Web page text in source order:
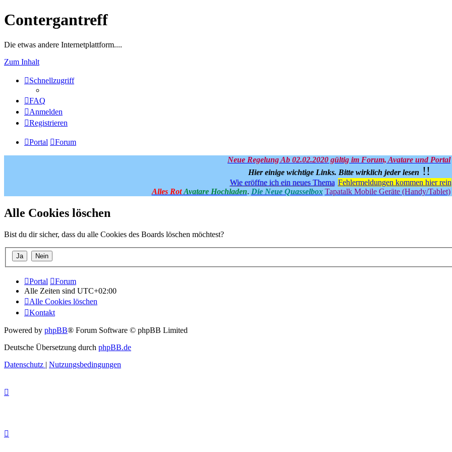
Contergantreff
Die etwas andere Internetplattform....
Zum Inhalt
Schnellzugriff
FAQ
Anmelden
Registrieren
Portal Forum
Neue Regelung Ab 02.02.2020 gültig im Forum, Avatare und Portal
Hier einige wichtige Links. Bitte wirklich jeder lesen !!
Wie eröffne ich ein neues Thema Fehlermeldungen kommen hier rein
Alles Rot Avatare Hochladen. Die Neue Quasselbox Tapatalk Mobile Geräte (Handy/Tablet)
Alle Cookies löschen
Bist du dir sicher, dass du alle Cookies des Boards löschen möchtest?
Portal
Forum
Alle Zeiten sind UTC+02:00
Alle Cookies löschen
Kontakt
Powered by phpBB® Forum Software © phpBB Limited
Deutsche Übersetzung durch phpBB.de
Datenschutz | Nutzungsbedingungen